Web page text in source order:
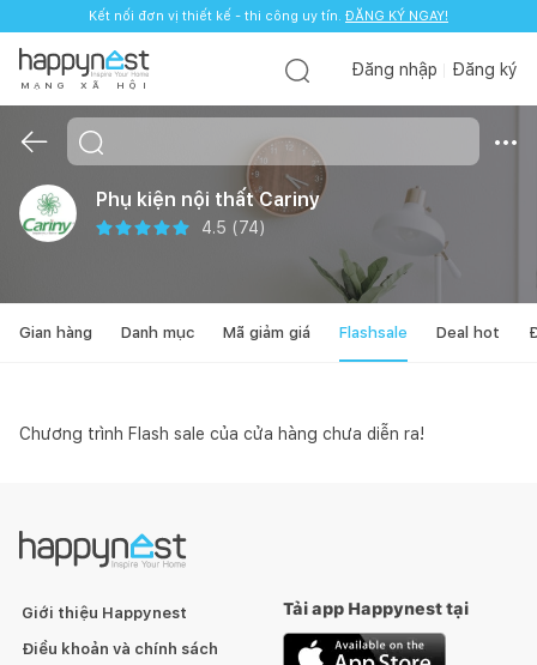
Kết nối đơn vị thiết kế - thi công uy tín. ĐĂNG KÝ NGAY!
M Ạ N G X Ã H Ộ I
Đăng nhập Đăng ký
Phụ kiện nội thất Cariny
4.5 (74)
Gian hàng Danh mục Mã giảm giá Flashsale Deal hot
Chương trình Flash sale của cửa hàng chưa diễn ra!
Giới thiệu Happynest
Điều khoản và chính sách
Tải app Happynest tại